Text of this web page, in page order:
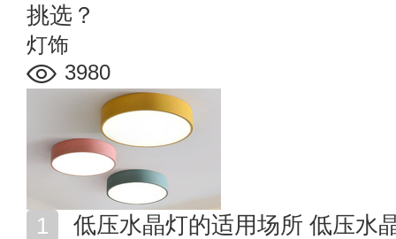
挑选？
灯饰
3980
低压水晶灯的适用场所 低压水